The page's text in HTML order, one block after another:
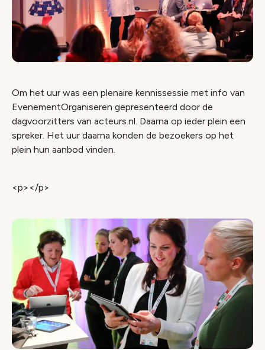
Om het uur was een plenaire kennissessie met info van
EvenementOrganiseren gepresenteerd door de
dagvoorzitters van acteurs.nl. Daarna op ieder plein een
spreker. Het uur daarna konden de bezoekers op het
plein hun aanbod vinden.
<p></p>